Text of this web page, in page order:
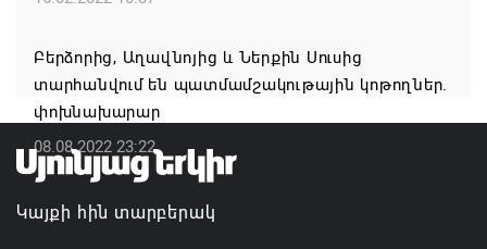
Ինչո՞ւ է Հաջիևն ավելի վստահ, քան Փաշինյանը․
Սուրեն Սուրենյանց
06.08.2026 11:57
«Հրապարակ». Մեղրին կարեւոր է` չի կարելի
Բերձորից, Աղավնոյից և Ներքին Սուսից
տարհանվում են պատմամշակութային կոթողներ.
փոխնախարար
08.08.2022 23:22
Կայքի հին տարբերակ